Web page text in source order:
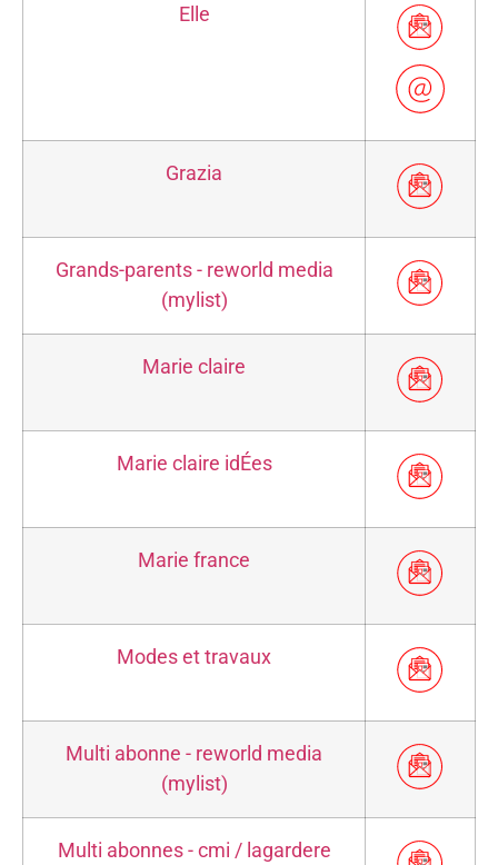
Elle
Grazia
Grands-parents - reworld media
(mylist)
Marie claire
Marie claire idÉes
Marie france
Modes et travaux
Multi abonne - reworld media
(mylist)
Multi abonnes - cmi / lagardere